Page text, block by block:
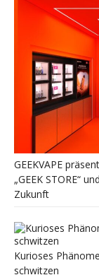
GEEKVAPE
„GEEK STORE“
Zukunft
Kurioses
schwitzen